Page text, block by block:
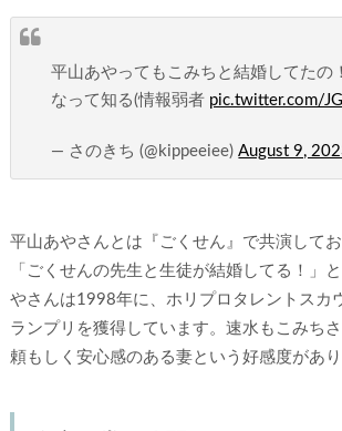
平山あやってもこみちと結婚してたの
なって知る(情報弱者 pic.twitter.com/
— さのきち (@kippeeiee)August 9,
平山あやさんとは『ごくせん』で共演して
「ごくせんの先生と生徒が結婚してる！」
やさんは1998年に、ホリプロタレントスカ
ランプリを獲得しています。速水もこみち
頼もしく安心感のある妻という好感度があり